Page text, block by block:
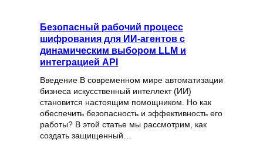
Безопасный рабочий процесс
шифрования для ИИ-агентов с
динамическим выбором LLM и
интеграцией API
Введение В современном мире автоматизации
бизнеса искусственный интеллект (ИИ)
становится настоящим помощником. Но как
обеспечить безопасность и эффективность его
работы? В этой статье мы рассмотрим, как
создать защищенный…